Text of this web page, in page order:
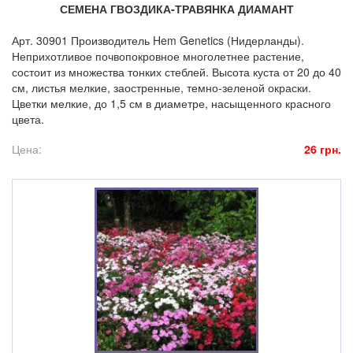
СЕМЕНА ГВОЗДИКА-ТРАВЯНКА ДИАМАНТ
Арт. 30901 Производитель Hem Genetics (Нидерланды).
Неприхотливое почвопокровное многолетнее растение,
состоит из множества тонких стеблей. Высота куста от 20 до 40
см, листья мелкие, заостренные, темно-зеленой окраски.
Цветки мелкие, до 1,5 см в диаметре, насыщенного красного
цвета.
Цена:
26 грн.